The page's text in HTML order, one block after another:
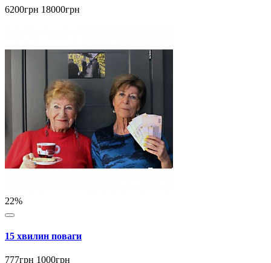
6200грн 18000грн
22%
15 хвилин поваги
777грн 1000грн